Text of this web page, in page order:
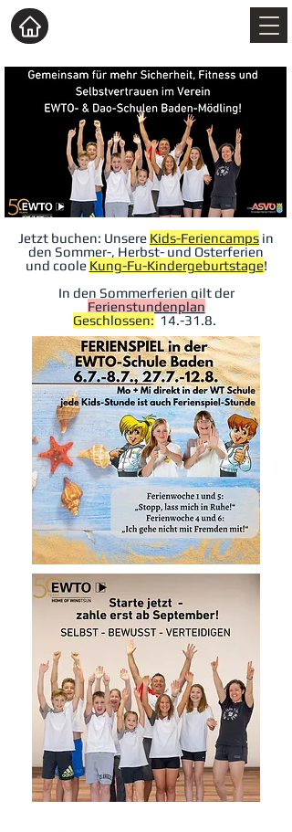
Jetzt buchen: Unsere Kids-Feriencamps in
den Sommer-, Herbst- und Osterferien
und coole Kung-Fu-Kindergeburtstage!
In den Sommerferien gilt der
Ferienstundenplan
Geschlossen: 14.-31.8.